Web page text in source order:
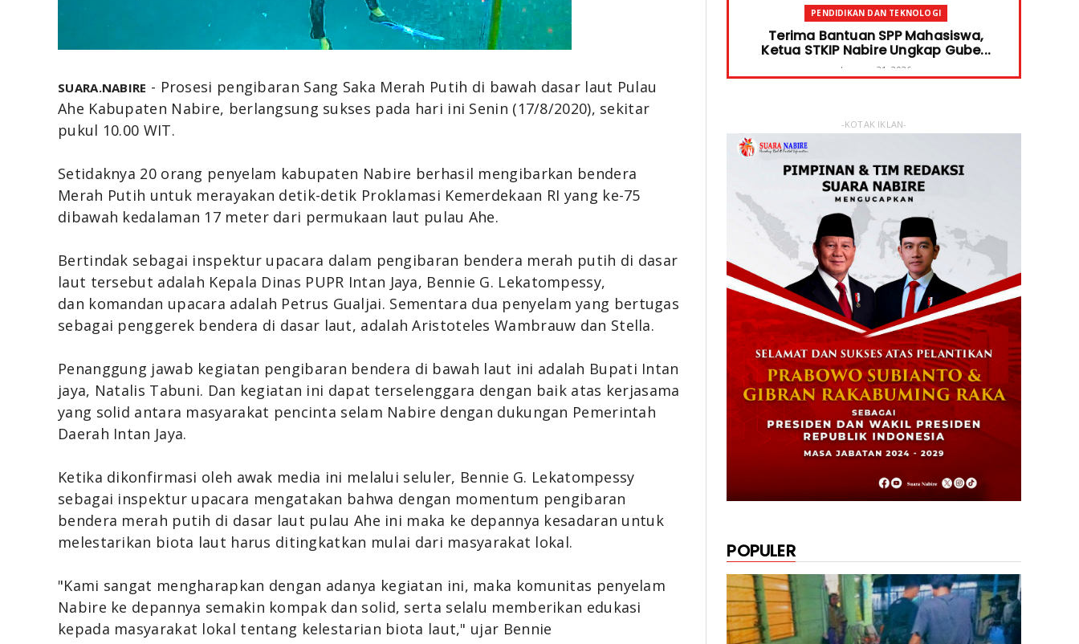
SUARA.NABIRE - Prosesi pengibaran Sang Saka Merah Putih di bawah dasar laut Pulau
Ahe Kabupaten Nabire, berlangsung sukses pada hari ini Senin (17/8/2020), sekitar
pukul 10.00 WIT.
Setidaknya 20 orang penyelam kabupaten Nabire berhasil mengibarkan bendera
Merah Putih untuk merayakan detik-detik Proklamasi Kemerdekaan RI yang ke-75
dibawah kedalaman 17 meter dari permukaan laut pulau Ahe.
Bertindak sebagai inspektur upacara dalam pengibaran bendera merah putih di dasar
laut tersebut adalah Kepala Dinas PUPR Intan Jaya, Bennie G. Lekatompessy,
dan komandan upacara adalah Petrus Gualjai. Sementara dua penyelam yang bertugas
sebagai penggerek bendera di dasar laut, adalah Aristoteles Wambrauw dan Stella.
Penanggung jawab kegiatan pengibaran bendera di bawah laut ini adalah Bupati Intan
jaya, Natalis Tabuni. Dan kegiatan ini dapat terselenggara dengan baik atas kerjasama
yang solid antara masyarakat pencinta selam Nabire dengan dukungan Pemerintah
Daerah Intan Jaya.
Ketika dikonfirmasi oleh awak media ini melalui seluler, Bennie G. Lekatompessy
sebagai inspektur upacara mengatakan bahwa dengan momentum pengibaran
bendera merah putih di dasar laut pulau Ahe ini maka ke depannya kesadaran untuk
melestarikan biota laut harus ditingkatkan mulai dari masyarakat lokal.
"Kami sangat mengharapkan dengan adanya kegiatan ini, maka komunitas penyelam
Nabire ke depannya semakin kompak dan solid, serta selalu memberikan edukasi
kepada masyarakat lokal tentang kelestarian biota laut," ujar Bennie
PENDIDIKAN DAN TEKNOLOGI
Terima Bantuan SPP Mahasiswa,
Ketua STKIP Nabire Ungkap Gube...
January 31, 2026
STKIP Nabire Buka Prodi Pendidikan
Bahasa dan Sastra Indones...
NABIRE
Data Masuk 44,16 Persen, Paslon
Mesrha Masih Unggul 63,32 Pe...
December 02, 2024
DAERAH
Paslon Wagi Unggul Sementara di
Pilgub Papua Tengah, Versi J...
December 02, 2024
NABIRE
Rayakan HUT TNI ke-79. Dandim 1705
Nabire Gandeng Pelaku UMK...
October 23, 2024
KRIMINAL
Polsek Uwapa Nabire Amankan
Sepuluh Karton Minuman Beralkoho...
October 20, 2024
-KOTAK IKLAN-
POPULER